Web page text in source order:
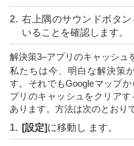
右上隅のサウンドボタ
いることを確認します。
解決策3–アプリのキャッシュ
私たちは今、明白な解決策
す。それでもGoogleマップ
プリのキャッシュをクリア
あります。方法は次のとおり
[設定]に移動し ます。